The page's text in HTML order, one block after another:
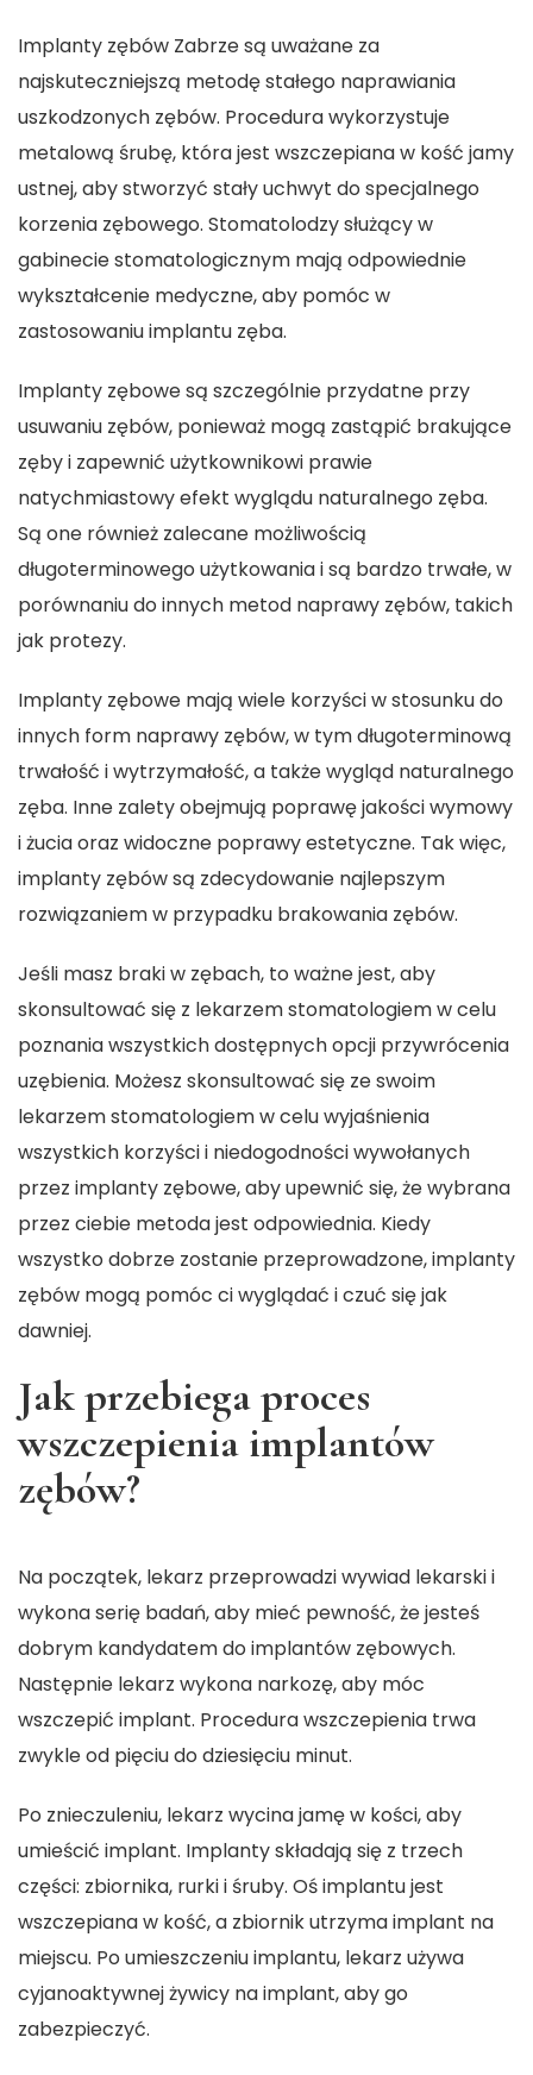
Implanty zębów Zabrzesą uważane za
najskuteczniejszą metodę stałego naprawiania
uszkodzonych zębów. Procedura wykorzystuje
metalową śrubę, która jest wszczepiana w kość jamy
ustnej, aby stworzyć stały uchwyt do specjalnego
korzenia zębowego. Stomatolodzy służący w
gabinecie stomatologicznym mają odpowiednie
wykształcenie medyczne, aby pomóc w
zastosowaniu implantu zęba.
Implanty zębowe są szczególnie przydatne przy
usuwaniu zębów, ponieważ mogą zastąpić brakujące
zęby i zapewnić użytkownikowi prawie
natychmiastowy efekt wyglądu naturalnego zęba.
Są one również zalecane możliwością
długoterminowego użytkowania i są bardzo trwałe, w
porównaniu do innych metod naprawy zębów, takich
jak protezy.
Implanty zębowe mają wiele korzyści w stosunku do
innych form naprawy zębów, w tym długoterminową
trwałość i wytrzymałość, a także wygląd naturalnego
zęba. Inne zalety obejmują poprawę jakości wymowy
i żucia oraz widoczne poprawy estetyczne. Tak więc,
implanty zębów są zdecydowanie najlepszym
rozwiązaniem w przypadku brakowania zębów.
Jeśli masz braki w zębach, to ważne jest, aby
skonsultować się z lekarzem stomatologiem w celu
poznania wszystkich dostępnych opcji przywrócenia
uzębienia. Możesz skonsultować się ze swoim
lekarzem stomatologiem w celu wyjaśnienia
wszystkich korzyści i niedogodności wywołanych
przez implanty zębowe, aby upewnić się, że wybrana
przez ciebie metoda jest odpowiednia. Kiedy
wszystko dobrze zostanie przeprowadzone, implanty
zębów mogą pomóc ci wyglądać i czuć się jak
dawniej.
Jak przebiega proces
wszczepienia implantów
zębów?
Na początek, lekarz przeprowadzi wywiad lekarski i
wykona serię badań, aby mieć pewność, że jesteś
dobrym kandydatem do implantów zębowych.
Następnie lekarz wykona narkozę, aby móc
wszczepić implant. Procedura wszczepienia trwa
zwykle od pięciu do dziesięciu minut.
Po znieczuleniu, lekarz wycina jamę w kości, aby
umieścić implant. Implanty składają się z trzech
części: zbiornika, rurki i śruby. Oś implantu jest
wszczepiana w kość, a zbiornik utrzyma implant na
miejscu. Po umieszczeniu implantu, lekarz używa
cyjanoaktywnej żywicy na implant, aby go
zabezpieczyć.